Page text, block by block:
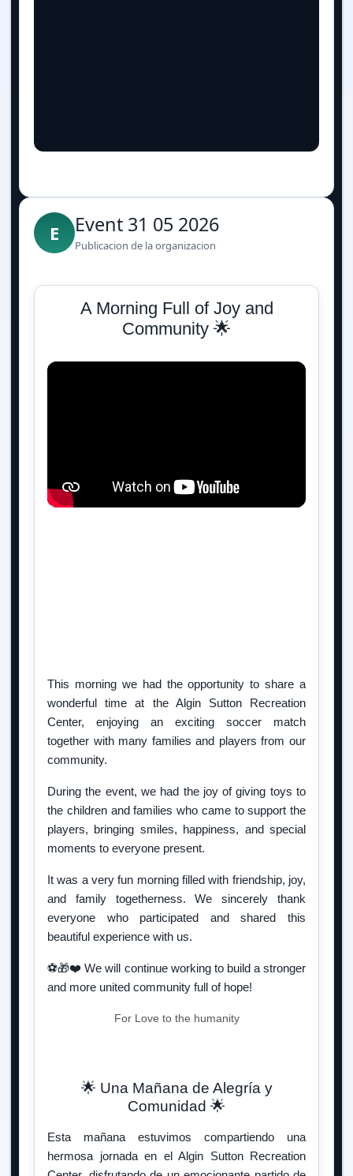
E Event 31 05 2026
Publicacion de la organizacion
A Morning Full of Joy and
Community 🌟
This morning we had the opportunity to share a
wonderful time at the Algin Sutton Recreation
Center, enjoying an exciting soccer match
together with many families and players from our
community.
During the event, we had the joy of giving toys to
the children and families who came to support the
players, bringing smiles, happiness, and special
moments to everyone present.
It was a very fun morning filled with friendship, joy,
and family togetherness. We sincerely thank
everyone who participated and shared this
beautiful experience with us.
⚽🎁❤️ We will continue working to build a stronger
and more united community full of hope!
For Love to the humanity
🌟 Una Mañana de Alegría y
Comunidad 🌟
Esta mañana estuvimos compartiendo una
hermosa jornada en el Algin Sutton Recreation